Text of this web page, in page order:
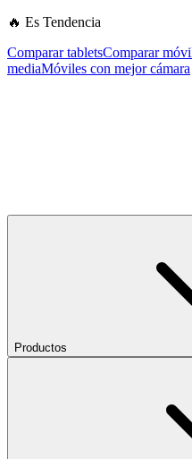
🔥 Es Tendencia
Comparar tabletsComparar
mediaMóviles con mejor cámara
Productos